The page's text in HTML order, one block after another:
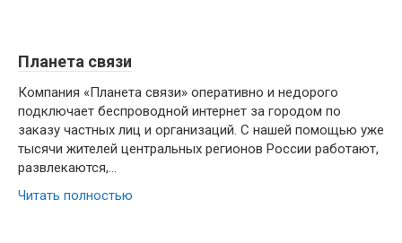
Планета связи
Компания «Планета связи» оперативно и недорого
подключает беспроводной интернет за городом по
заказу частных лиц и организаций. С нашей помощью уже
тысячи жителей центральных регионов России работают,
развлекаются,…
Читать полностью